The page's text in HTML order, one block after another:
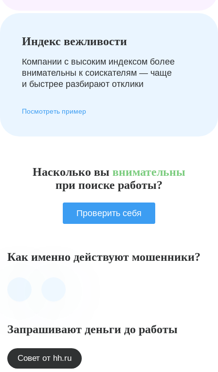
Индекс вежливости
Компании с высоким индексом более
внимательны к соискателям — чаще
и быстрее разбирают отклики
Посмотреть пример
Насколько вы внимательны
при поиске работы?
Проверить себя
Как именно действуют мошенники?
Запрашивают деньги до работы
Совет от hh.ru